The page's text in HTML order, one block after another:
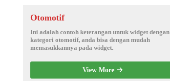
Otomotif
Ini adalah contoh keterangan untuk widget dengan
kategori otomotif, anda bisa dengan mudah
memasukkannya pada widget.
View More